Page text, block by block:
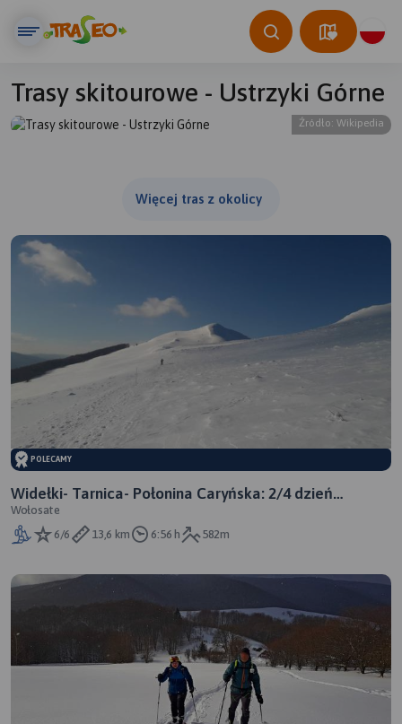
Trasy skitourowe - Ustrzyki Górne
Źródło: Wikipedia
© Traseo Map © OpenMapTiles © OpenStreetMap contributors
Więcej tras z okolicy
POLECAMY
Widełki- Tarnica- Połonina Caryńska: 2/4 dzień
(Wołosate- Przełęcz Przysłup Caryński)
Wołosate
6/6
13,6 km 6:56 h 582m